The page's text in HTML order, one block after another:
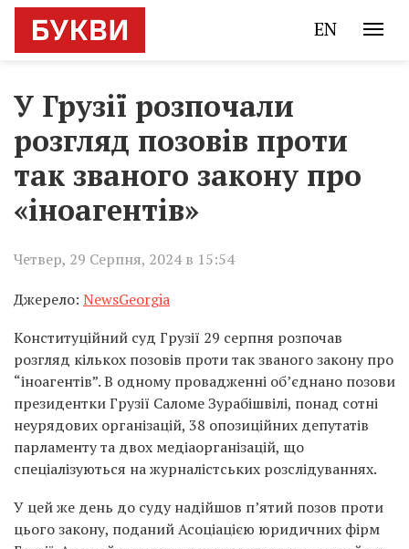
EN
У Грузії розпочали
розгляд позовів проти
так званого закону про
«іноагентів»
Четвер, 29 Серпня, 2024 в 15:54
Джерело: NewsGeorgia
Конституційний суд Грузії 29 серпня розпочав
розгляд кількох позовів проти так званого закону про
“іноагентів”. В одному провадженні об’єднано позови
президентки Грузії Саломе Зурабішвілі, понад сотні
неурядових організацій, 38 опозиційних депутатів
парламенту та двох медіаорганізацій, що
спеціалізуються на журналістських розслідуваннях.
У цей же день до суду надійшов п’ятий позов проти
цього закону, поданий Асоціацією юридичних фірм